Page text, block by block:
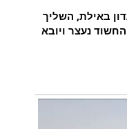
באילת, השליך
נעצר ויובא